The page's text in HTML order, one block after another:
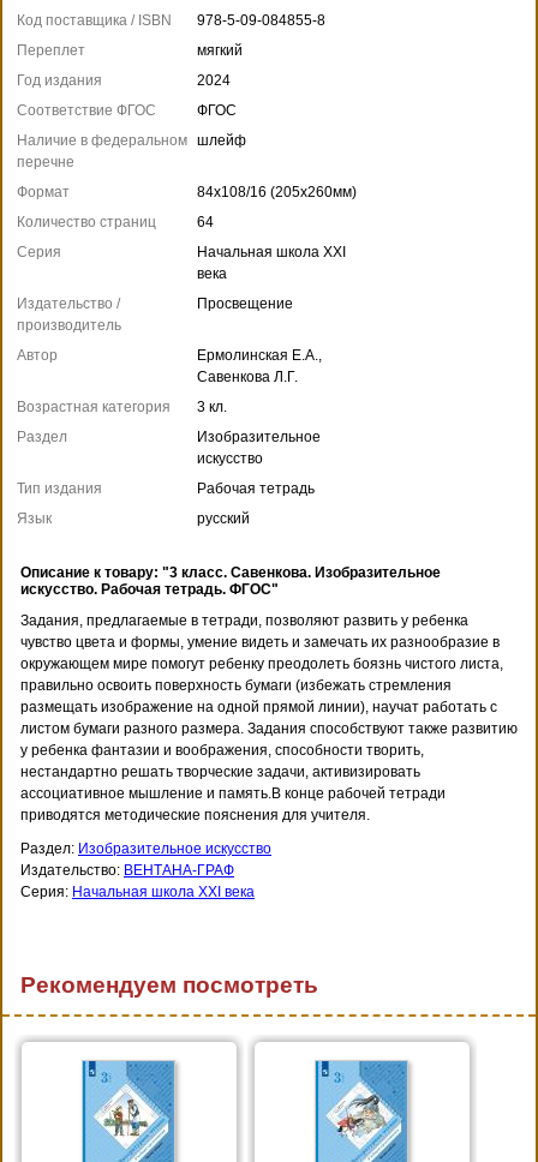
Код поставщика / ISBN
978-5-09-084855-8
Переплет
мягкий
Год издания
2024
Соответствие ФГОС
ФГОС
Наличие в федеральном
перечне
шлейф
Формат
84x108/16 (205x260мм)
Количество страниц
64
Серия
Начальная школа XXI
века
Издательство /
производитель
Просвещение
Автор
Ермолинская Е.А.,
Савенкова Л.Г.
Возрастная категория
3 кл.
Раздел
Изобразительное
искусство
Тип издания
Рабочая тетрадь
Язык
русский
Описание к товару: "3 класс. Савенкова. Изобразительное
искусство. Рабочая тетрадь. ФГОС"
Задания, предлагаемые в тетради, позволяют развить у ребенка
чувство цвета и формы, умение видеть и замечать их разнообразие в
окружающем мире помогут ребенку преодолеть боязнь чистого листа,
правильно освоить поверхность бумаги (избежать стремления
размещать изображение на одной прямой линии), научат работать с
листом бумаги разного размера. Задания способствуют также развитию
у ребенка фантазии и воображения, способности творить,
нестандартно решать творческие задачи, активизировать
ассоциативное мышление и память.В конце рабочей тетради
приводятся методические пояснения для учителя.
Раздел: Изобразительное искусство
Издательство: ВЕНТАНА-ГРАФ
Серия: Начальная школа XXI века
Рекомендуем посмотреть